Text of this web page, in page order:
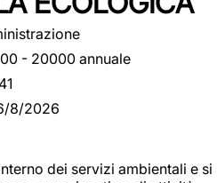
- 20000 annuale
8/2026
dei servizi ambientali e si